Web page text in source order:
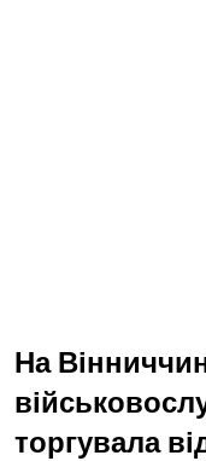
На
торгувала